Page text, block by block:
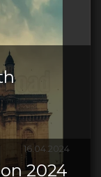
16.04.2024
2024